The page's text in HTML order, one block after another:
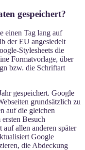
gespeichert?
einen Tag lang auf
der EU angesiedelt
Stylesheets die
Formatvorlage, über
bzw. die Schriftart
gespeichert. Google
grundsätzlich zu
auf die gleichen
Besuch
auf allen anderen später
Google
die Abdeckung